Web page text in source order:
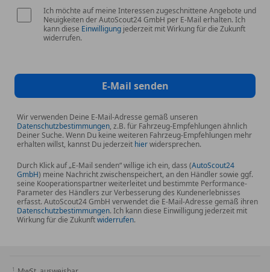
* Garantie
* Pollenfilter
Bereifung
* 7 Digitaler Kombimeter TFT
* Auf- Abblendautomatik
* Dekorelemente an Mittelkonsole Lenkrad
Innentüren Silber
* Dekorleiste am Armaturenbrett und Innentüren
Silber
* Fahrer- und Beifahrer-Airbag 2-stufig
(Beifahrerairbag deaktivierbar)
* Fahrzeugstabilitäts- (VSC) und Traktionskontrolle
* Garantie : 3 Jahre oder 100.000 km
Ich möchte auf meine Interessen zugeschnittene Angebote und
Neuigkeiten der AutoScout24 GmbH per E-Mail erhalten. Ich
kann diese Einwilligung jederzeit mit Wirkung für die Zukunft
widerrufen.
E-Mail senden
Wir verwenden Deine E-Mail-Adresse gemäß unseren
Datenschutzbestimmungen, z.B. für Fahrzeug-Empfehlungen ähnlich
Deiner Suche. Wenn Du keine weiteren Fahrzeug-Empfehlungen mehr
erhalten willst, kannst Du jederzeit hierwidersprechen.
Durch Klick auf „E-Mail senden“ willige ich ein, dass (AutoScout24
GmbH) meine Nachricht zwischenspeichert, an den Händler sowie ggf.
seine Kooperationspartner weiterleitet und bestimmte Performance-
Parameter des Händlers zur Verbesserung des Kundenerlebnisses
erfasst. AutoScout24 GmbH verwendet die E-Mail-Adresse gemäß ihren
Datenschutzbestimmungen. Ich kann diese Einwilligung jederzeit mit
Wirkung für die Zukunftwiderrufen.